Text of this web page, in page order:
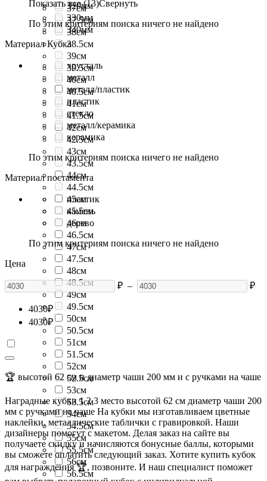
37см
37.5см
38см
38.5см
39см
39.5см
40см
40.5см
41см
41.5см
42см
42.5см
43см
43.5см
44см
44.5см
45см
45.5см
46см
46.5см
47см
47.5см
48см
48.5см
49см
49.5см
50см
50.5см
51см
51.5см
52см
52.5см
53см
53.5см
54см
54.5см
55см
55.5см
56см
56.5см
320мм
330мм
340мм
Показать все (13)Свернуть
По этим критериям поиска ничего не найдено
Материал Кубка
хрусталь
металл
металл/пластик
пластик
стекло
металл/керамика
керамика
По этим критериям поиска ничего не найдено
Материал постамента
пластик
камень
дерево
По этим критериям поиска ничего не найдено
Цена
₽ – ₽
4030₽
4030₽
🏆 высотой 62 см и диаметр чаши 200 мм и с ручками на чаше
Наградные кубки 1 2 3 место высотой 62 см диаметр чаши 200
мм с ручками на чаше На кубки мы изготавливаем цветные
наклейки, металлические таблички с гравировкой. Наши
дизайнеры помогут с макетом. Делая заказ на сайте вы
получаете скидку и начисляются бонусные баллы, которыми
вы сможете оплатить следующий заказ. Хотите купить кубок
для награждения 🏆, позвоните. И наш специалист поможет